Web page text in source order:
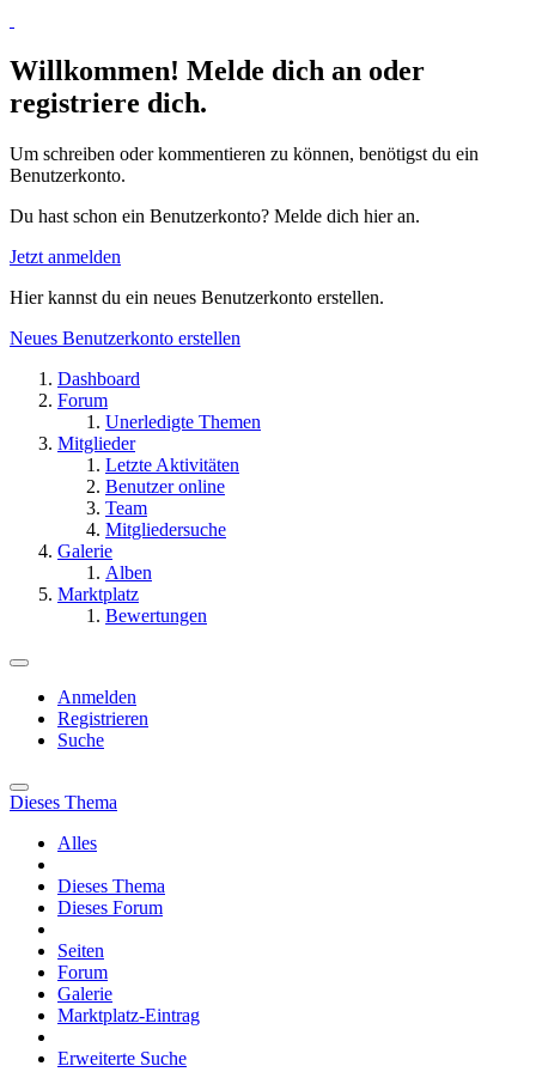
Willkommen! Melde dich an oder
registriere dich.
Um schreiben oder kommentieren zu können, benötigst du ein
Benutzerkonto.
Du hast schon ein Benutzerkonto? Melde dich hier an.
Jetzt anmelden
Hier kannst du ein neues Benutzerkonto erstellen.
Neues Benutzerkonto erstellen
Dashboard
Forum
Unerledigte Themen
Mitglieder
Letzte Aktivitäten
Benutzer online
Team
Mitgliedersuche
Galerie
Alben
Marktplatz
Bewertungen
Anmelden
Registrieren
Suche
Dieses Thema
Alles
Dieses Thema
Dieses Forum
Seiten
Forum
Galerie
Marktplatz-Eintrag
Erweiterte Suche